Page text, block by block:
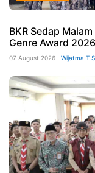
BKR Sedap
Genre Award 2026
07 August 2026 | Wijatma T S